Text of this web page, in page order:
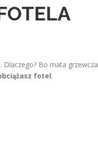
Bo mata grzewcza
fotel.